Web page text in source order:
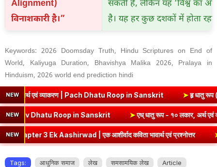
Alignment)
विनाशकारी है।”
सकती हैं, लेकिन यह ‘विश्व का
है। यह हर कुछ दशकों में होता
Keywords: 2026 Doomsday Truth, Hindu Scriptures on End of
World, Kaliyuga Duration, Bhavishya Malika 2026, Pralaya in
Hinduism, 2026 world end prediction hindi
NEW| Pach Dhatu Roop in Sanskrit ➤हृ धातु रूप (उभयपदी) - १०
NEW
लकार, अर्थ एवं व्याकरण | Sev Dhatu Roop in Sanskrit ➤एध् धातु
NEW| एक आशीर्वाद कविता भावार्थ एवं प्रश्नोत्तर ➤Class 8 Hindi
Tags: आधुनिक समाज लेख समसामयिक लेख
Article